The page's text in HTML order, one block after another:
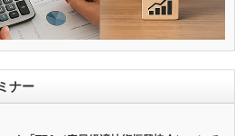
ナー